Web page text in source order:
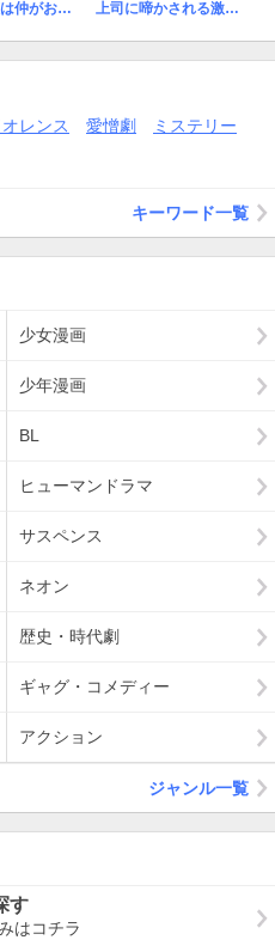
皇帝と寵姫は仲がお悪い 上司に啼かされる激しい夜 ～絶倫オフィスラブアンソロジー～
レンス 愛憎劇
ミステリー
キーワード一覧
少女漫画
少年漫画
BL
ヒューマンドラマ
サスペンス
ネオン
歴史・時代劇
ギャグ・コメディー
アクション
ジャンル一覧
す
はコチラ